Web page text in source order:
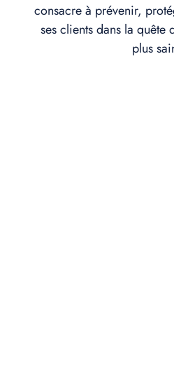
consacre à prévenir,
ses clients dans la quête
plus